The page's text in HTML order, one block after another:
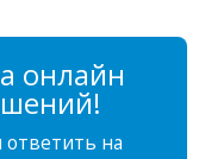
онлайн
на